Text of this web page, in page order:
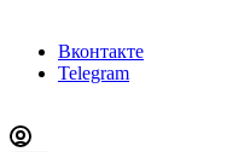
Вконтакте
Telegram